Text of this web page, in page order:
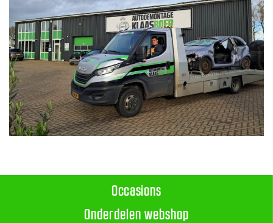
Occasions
Onderdelen webshop